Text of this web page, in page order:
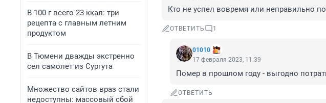
В 100 г всего 23 ккал: три
рецепта с главным летним
продуктом
В Тюмени дважды экстренно
сел самолет из Сургута
Множество сайтов враз стали
недоступны: массовый сбой
Кто не успел вовремя или неправильно
ОТВЕТИТЬ 1
01010
17 февраля 2023, 11:39
Помер в прошлом году - выгодно
ОТВЕТИТЬ